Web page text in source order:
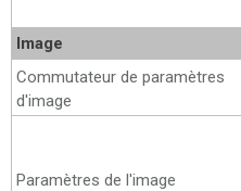
Image
Commutateur de paramètres
d'image
Paramètres de l'image